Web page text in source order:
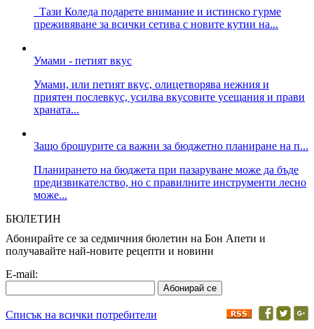
Тази Коледа подарете внимание и истинско гурме
преживяване за всички сетива с новите кутии на...
Умами - петият вкус
Умами, или петият вкус, олицетворява нежния и
приятен послевкус, усилва вкусовите усещания и прави
храната...
Защо брошурите са важни за бюджетно планиране на п...
Планирането на бюджета при пазаруване може да бъде
предизвикателство, но с правилните инструменти лесно
може...
БЮЛЕТИН
Абонирайте се за седмичния бюлетин на Бон Апети и
получавайте най-новите рецепти и новини
E-mail:
Списък на всички потребители